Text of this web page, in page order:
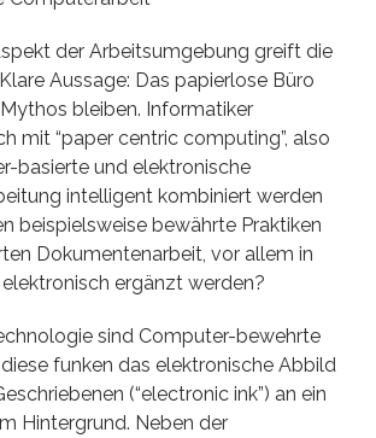
der Arbeitsumgebung greift die
Aussage: Das papierlose Büro
bleiben. Informatiker
mit “paper centric computing”, also
basierte und elektronische
intelligent kombiniert werden
beispielsweise bewährte Praktiken
Dokumentenarbeit, vor allem in
ergänzt werden?
sind Computer-bewehrte
funken das elektronische Abbild
(“electronic ink”) an ein
Hintergrund. Neben der